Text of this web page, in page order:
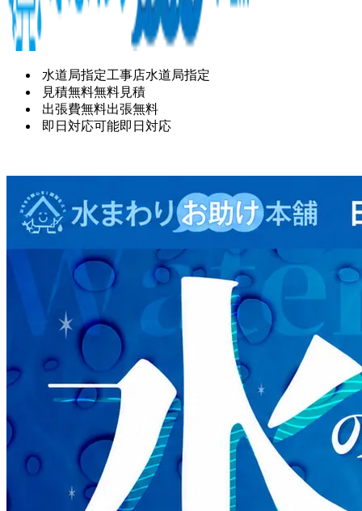
水道局指定工事店水道局指定
見積無料無料見積
出張費無料出張無料
即日対応可能即日対応